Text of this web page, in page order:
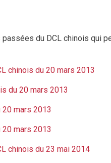
du DCL chinois qui
chinois du 20 mars 2013
du 20 mars 2013
20 mars 2013
20 mars 2013
chinois du 23 mai 2014